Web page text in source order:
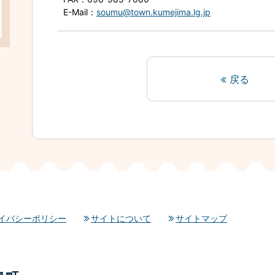
E-Mail ： soumu@town.kumejima.lg.jp
戻る
バシーポリシー サイトについて サイトマップ